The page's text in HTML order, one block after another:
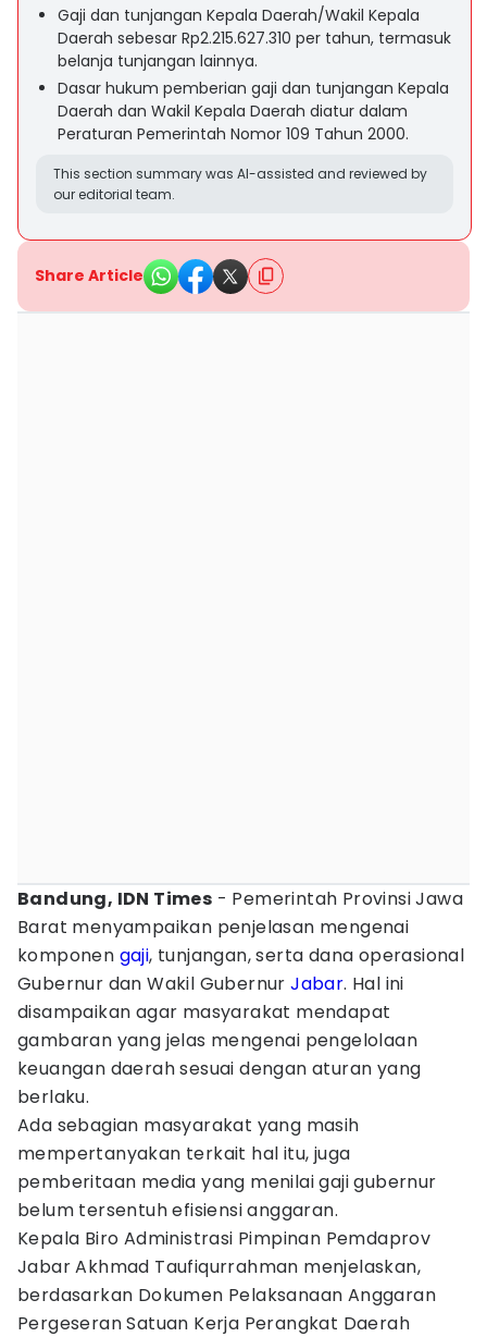
Gaji dan tunjangan Kepala Daerah/Wakil Kepala
Daerah sebesar Rp2.215.627.310 per tahun, termasuk
belanja tunjangan lainnya.
Dasar hukum pemberian gaji dan tunjangan Kepala
Daerah dan Wakil Kepala Daerah diatur dalam
Peraturan Pemerintah Nomor 109 Tahun 2000.
This section summary was AI-assisted and reviewed by
our editorial team.
Share Article
Bandung, IDN Times - Pemerintah Provinsi Jawa
Barat menyampaikan penjelasan mengenai
komponen gaji, tunjangan, serta dana operasional
Gubernur dan Wakil GubernurJabar. Hal ini
disampaikan agar masyarakat mendapat
gambaran yang jelas mengenai pengelolaan
keuangan daerah sesuai dengan aturan yang
berlaku.
Ada sebagian masyarakat yang masih
mempertanyakan terkait hal itu, juga
pemberitaan media yang menilai gaji gubernur
belum tersentuh efisiensi anggaran.
Kepala Biro Administrasi Pimpinan Pemdaprov
Jabar Akhmad Taufiqurrahman menjelaskan,
berdasarkan Dokumen Pelaksanaan Anggaran
Pergeseran Satuan Kerja Perangkat Daerah